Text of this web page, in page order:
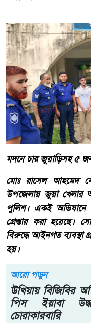
মদনে চার জুয়াড়িসহ ৫
মোঃ রাসেল আহমেদ
উপজেলায় জুয়া খেলার
পুলিশ। একই অভিযানে
গ্রেপ্তার করা
বিরুদ্ধে আইনগত ব্যবস্থা
হয়।
আরো পড়ুন
উখিয়ায় বিজিবির
পিস ইয়াবা
চোরাকারবারি